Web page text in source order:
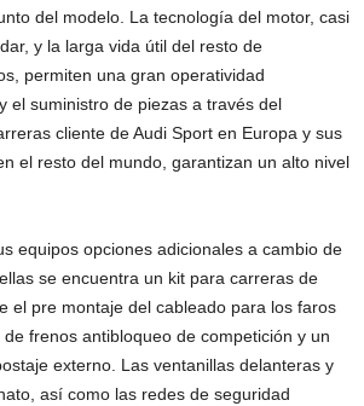
del modelo. La tecnología del motor, casi
y la larga vida útil del resto de
permiten una gran operatividad
el suministro de piezas a través del
cliente de Audi Sport en Europa y sus
el resto del mundo, garantizan un alto nivel
equipos opciones adicionales a cambio de
se encuentra un kit para carreras de
el pre montaje del cableado para los faros
frenos antibloqueo de competición y un
externo. Las ventanillas delanteras y
así como las redes de seguridad